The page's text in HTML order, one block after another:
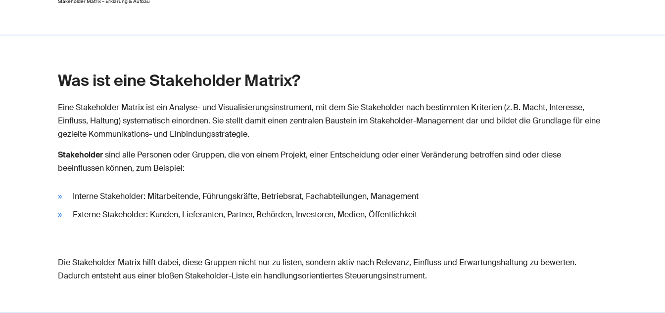
Was ist eine Stakeholder Matrix?
Eine Stakeholder Matrix ist ein Analyse- und Visualisierungsinstrument, mit dem Sie Stakeholder nach bestimmten Kriterien (z. B. Macht, Interesse,
Einfluss, Haltung) systematisch einordnen. Sie stellt damit einen zentralen Baustein im Stakeholder-Management dar und bildet die Grundlage für eine
gezielte Kommunikations- und Einbindungsstrategie.
Stakeholdersind alle Personen oder Gruppen, die von einem Projekt, einer Entscheidung oder einer Veränderung betroffen sind oder diese
beeinflussen können, zum Beispiel:
Interne Stakeholder: Mitarbeitende, Führungskräfte, Betriebsrat, Fachabteilungen, Management
Externe Stakeholder: Kunden, Lieferanten, Partner, Behörden, Investoren, Medien, Öffentlichkeit
Die Stakeholder Matrix hilft dabei, diese Gruppen nicht nur zu listen, sondern aktiv nach Relevanz, Einfluss und Erwartungshaltung zu bewerten.
Dadurch entsteht aus einer bloßen Stakeholder-Liste ein handlungsorientiertes Steuerungsinstrument.